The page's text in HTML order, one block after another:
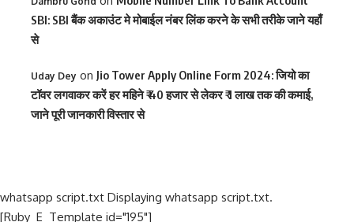
SBI: SBI बैंक अकाउंट मे मोबाईल नंबर लिंक करने के सभी तरीके जाने यहाँ
से
Uday Dey on Jio Tower Apply Online Form 2024: जियो का
टॉवर लगवाकर करें हर महिने ₹ 40 हजार से लेकर ₹ 1 लाख तक की कमाई,
जाने पूरी जानकारी विस्तार से
whatsapp script.txt Displaying whatsapp script.txt.
[Ruby_E_Template id="195"]